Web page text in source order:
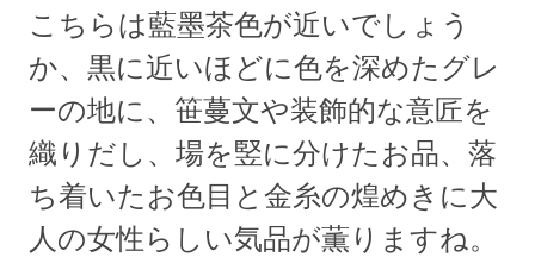
こちらは藍墨茶色が近いでしょう
か、黒に近いほどに色を深めたグレ
ーの地に、笹蔓文や装飾的な意匠を
織りだし、場を竪に分けたお品、落
ち着いたお色目と金糸の煌めきに大
人の女性らしい気品が薫りますね。